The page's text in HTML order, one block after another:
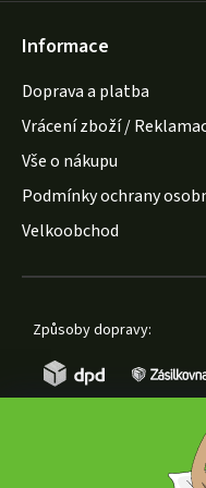
Informace
Doprava a platba
Vrácení zboží /
Vše o nákupu
Podmínky ochrany
Velkoobchod
Způsoby dopravy: